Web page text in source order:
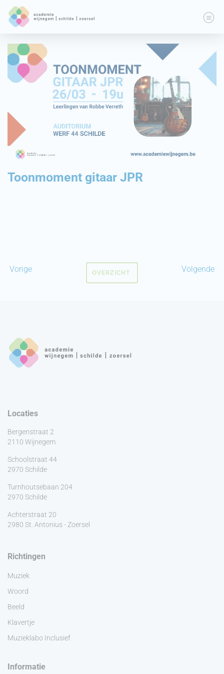
Toonmoment gitaar JPR
Vorige Volgende
OVERZICHT
Locaties
Bergenstraat 2
2110 Wijnegem
Schoolstraat 44
2970 Schilde
Turnhoutsebaan 204
2970 Schilde
Achterstraat 20
2980 St. Antonius - Zoersel
Richtingen
Muziek
Woord
Beeld
Klavertje
Muzieklabo Inclusief
Informatie